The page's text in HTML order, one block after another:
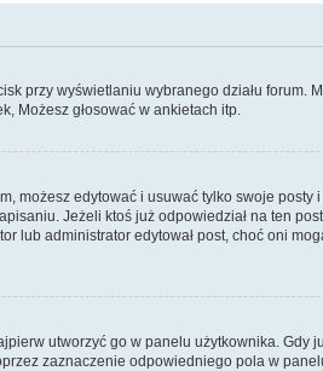
przy wyświetlaniu wybranego działu
Możesz głosować w ankietach itp.
możesz edytować i usuwać tylko swoje
Jeżeli ktoś już odpowiedział na ten
lub administrator edytował post, choć oni
utworzyć go w panelu użytkownika. Gdy
zaznaczenie odpowiedniego pola w